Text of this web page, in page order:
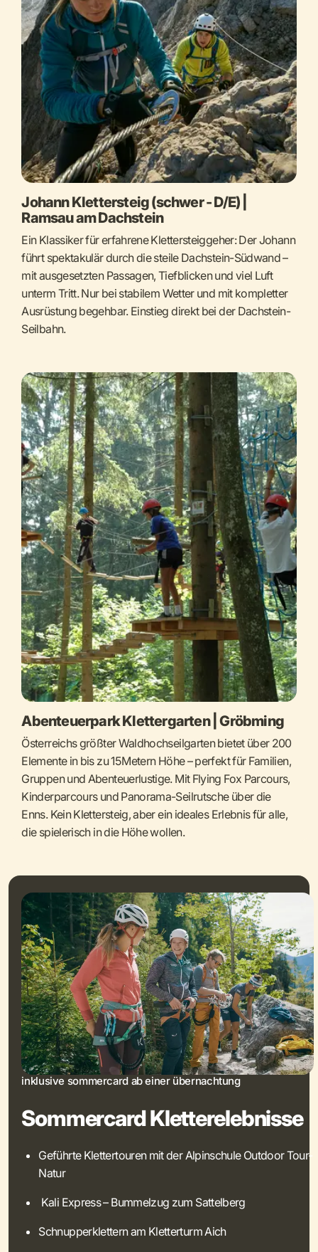
Johann Klettersteig (schwer - D/E) |
Ramsau am Dachstein
Ein Klassiker für erfahrene Klettersteiggeher: Der Johann
führt spektakulär durch die steile Dachstein-Südwand –
mit ausgesetzten Passagen, Tiefblicken und viel Luft
unterm Tritt. Nur bei stabilem Wetter und mit kompletter
Ausrüstung begehbar. Einstieg direkt bei der Dachstein-
Seilbahn.
Abenteuerpark Klettergarten | Gröbming
Österreichs größter Waldhochseilgarten bietet über 200
Elemente in bis zu 15 Metern Höhe – perfekt für Familien,
Gruppen und Abenteuerlustige. Mit Flying Fox Parcours,
Kinderparcours und Panorama-Seilrutsche über die
Enns. Kein Klettersteig, aber ein ideales Erlebnis für alle,
die spielerisch in die Höhe wollen.
inklusive sommercard ab einer übernachtung
Sommercard Kletterelebnisse
Geführte Klettertouren mit der Alpinschule Outdoor Tour-
Natur
Kali Express – Bummelzug zum Sattelberg
Schnupperklettern am Kletterturm Aich